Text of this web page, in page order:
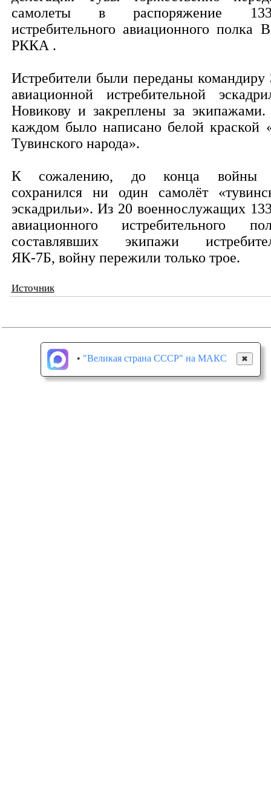
самолеты в распоряжение
истребительного авиационного полка
РККА .
Истребители были переданы командиру
авиационной истребительной
Новикову и закреплены за
каждом было написано белой краской
Тувинского народа».
К сожалению, до конца войны
сохранился ни один самолёт
эскадрильи». Из 20 военнослужащих
авиационного истребительного
составлявших экипажи
ЯК-7Б, войну пережили только трое.
Источник
• "Великая страна СССР" на МАКС ✖